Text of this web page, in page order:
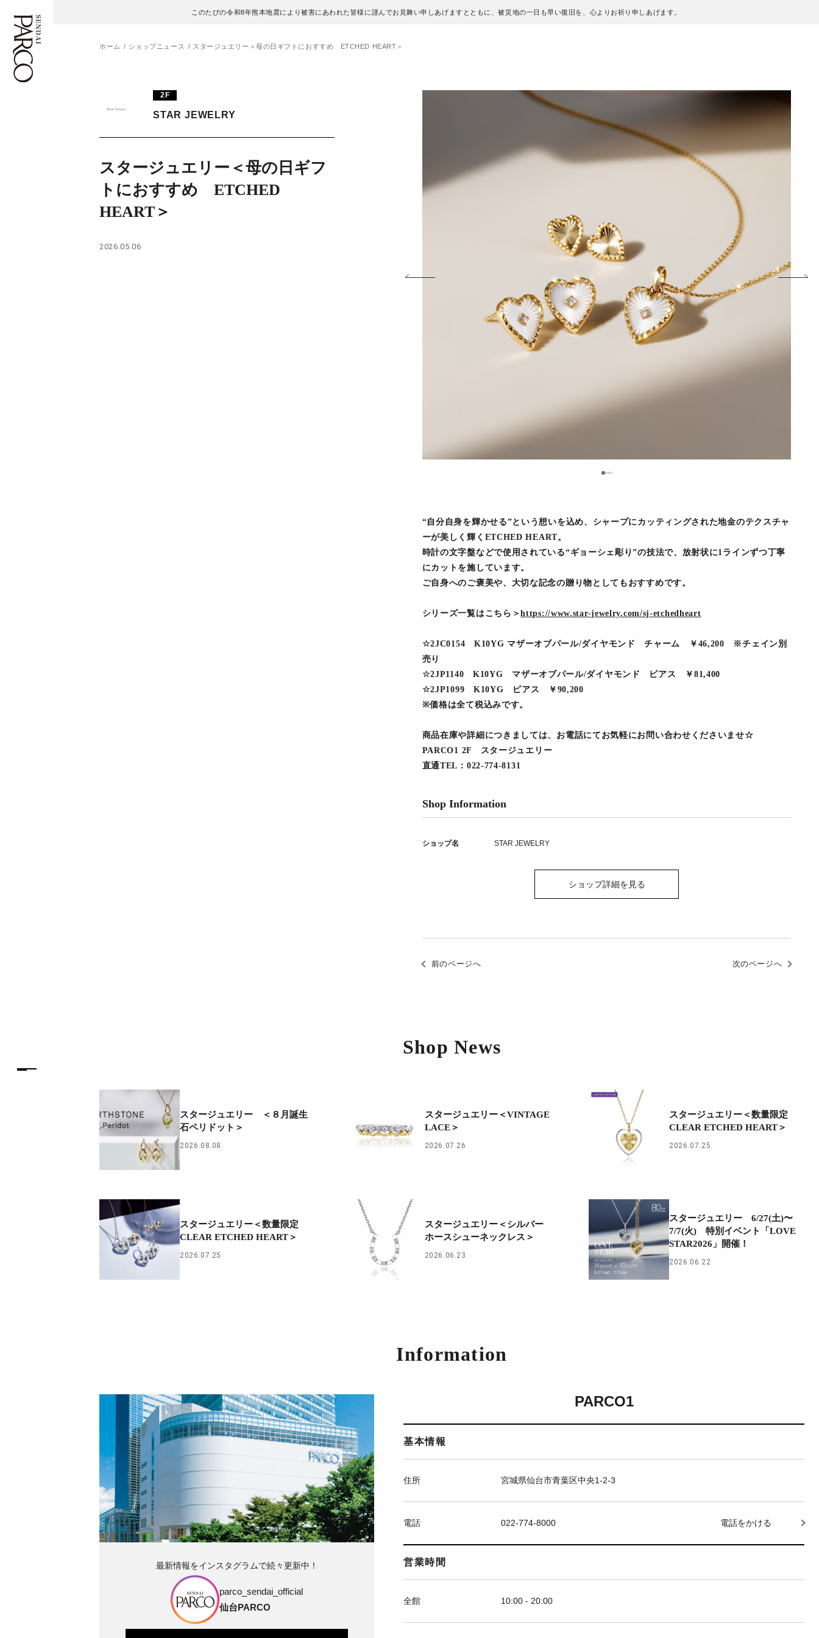
このたびの令和8年熊本地震により被害にあわれた皆様に謹んでお見舞い申しあげますとともに、被災地の一日も早い復旧を、心よりお祈り申しあげます。
施設案内・アクセス
レストラン・カフェ
ภาษาไทย
ホーム ショップニュース スタージュエリー＜母の日ギフトにおすすめ ETCHED HEART＞
2F
STAR JEWELRY
スタージュエリー＜母の日ギフ
トにおすすめ ETCHED
HEART＞
2026.05.06
1234
“自分自身を輝かせる”という想いを込め、シャープにカッティングされた地金のテクスチャ
ーが美しく輝くETCHED HEART。
時計の文字盤などで使用されている“ギョーシェ彫り”の技法で、放射状に1ラインずつ丁寧
にカットを施しています。
ご自身へのご褒美や、大切な記念の贈り物としてもおすすめです。
シリーズ一覧はこちら＞https://www.star-jewelry.com/sj-etchedheart
☆2JC0154 K10YG マザーオブパール/ダイヤモンド チャーム ￥46,200 ※チェイン別
売り
☆2JP1140 K10YG マザーオブパール/ダイヤモンド ピアス ￥81,400
☆2JP1099 K10YG ピアス ￥90,200
※価格は全て税込みです。
商品在庫や詳細につきましては、お電話にてお気軽にお問い合わせくださいませ☆
PARCO1 2F スタージュエリー
直通TEL：022-774-8131
Shop Information
ショップ名 STAR JEWELRY
ショップ詳細を見る
前のページへ 次のページへ
Shop News
スタージュエリー ＜８月誕生
石ペリドット＞
2026.08.08
スタージュエリー＜VINTAGE
LACE＞
2026.07.26
スタージュエリー＜数量限定
CLEAR ETCHED HEART＞
2026.07.25
スタージュエリー＜数量限定
CLEAR ETCHED HEART＞
2026.07.25
スタージュエリー＜シルバー
ホースシューネックレス＞
2026.06.23
スタージュエリー 6/27(土)〜
7/7(火) 特別イベント「LOVE
STAR2026」開催！
2026.06.22
Information
PARCO1
基本情報
住所 宮城県仙台市青葉区中央1-2-3
電話 022-774-8000 電話をかける
営業時間
全館 10:00 - 20:00
最新情報をインスタグラムで続々更新中！
parco_sendai_official
仙台PARCO